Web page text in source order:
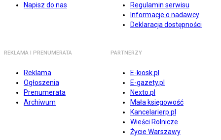
Napisz do nas
Regulamin serwisu
Informacje o nadawcy
Deklaracja dostępności
REKLAMA I PRENUMERATA
Reklama
Ogłoszenia
Prenumerata
Archiwum
PARTNERZY
E-kiosk.pl
E-gazety.pl
Nexto.pl
Mała księgowość
Kancelarierp.pl
Wieści Rolnicze
Życie Warszawy